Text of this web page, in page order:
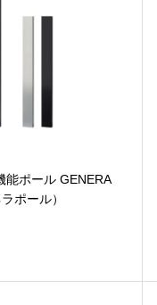
能ポール GENERA
ポール）